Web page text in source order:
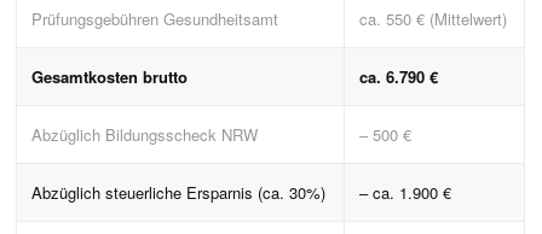
Prüfungsgebühren Gesundheitsamt ca. 550 € (Mittelwert)
Gesamtkosten brutto ca. 6.790 €
Abzüglich Bildungsscheck NRW – 500 €
Abzüglich steuerliche Ersparnis (ca. 30%) – ca. 1.900 €